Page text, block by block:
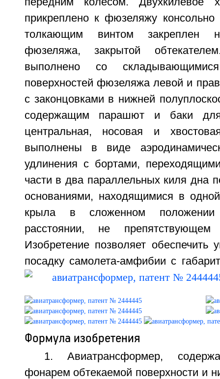
прикреплено к фюзеляжу
толкающим винтом закреплен
фюзеляжа, закрытой
выполнено со
поверхностей фюзеляжа левой и
с законцовками в нижней
содержащим парашют и баки
центральная, носовая и
выполнены в виде
удлинения с бортами,
части в два параллельных киля дна
основаниями, находящимися в
крыла в сложенном
расстоянии, не
Изобретение позволяет обеспечить
посадку самолета-амфибии с
Формула изобретения
1. Авиатрансформер,
фонарем обтекаемой поверхности и